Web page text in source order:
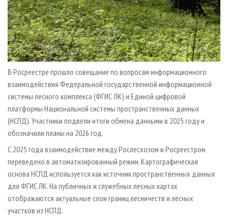
В Росреестре прошло совещание по вопросам информационного
взаимодействия Федеральной государственной информационной
системы лесного комплекса (ФГИС ЛК) и Единой цифровой
платформы Национальной системы пространственных данных
(НСПД). Участники подвели итоги обмена данными в 2025 году и
обозначили планы на 2026 год.
С 2025 года взаимодействие между Рослесхозом и Росреестром
переведено в автоматизированный режим. Картографическая
основа НСПД используется как источник пространственных данных
для ФГИС ЛК. На публичных и служебных лесных картах
отображаются актуальные слои границ лесничеств и лесных
участков из НСПД.